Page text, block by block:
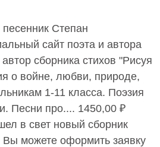
Степан
сайт поэта и автора
сборника стихов "Рисуя
о войне, любви, природе,
1-11 класса. Поэзия
Песни про.... 1450,00 ₽
в свет новый сборник
Вы можете оформить заявку